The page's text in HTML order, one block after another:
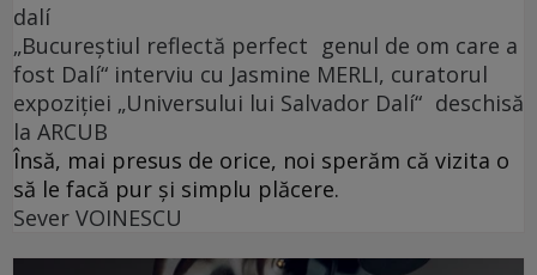
dalí
„Bucureștiul reflectă perfect genul de om care a
fost Dalí“ interviu cu Jasmine MERLI, curatorul
expoziției „Universului lui Salvador Dalí“ deschisă
la ARCUB
Însă, mai presus de orice, noi sperăm că vizita o
să le facă pur și simplu plăcere.
Sever VOINESCU